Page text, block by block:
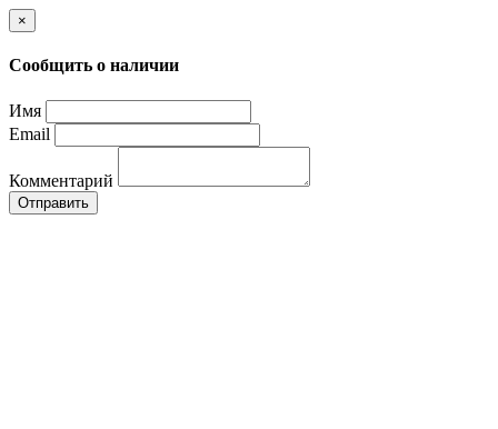
×
Сообщить о наличии
Имя
Email
Комментарий
Отправить